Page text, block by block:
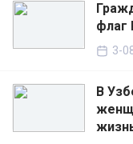
флаг
3-
В